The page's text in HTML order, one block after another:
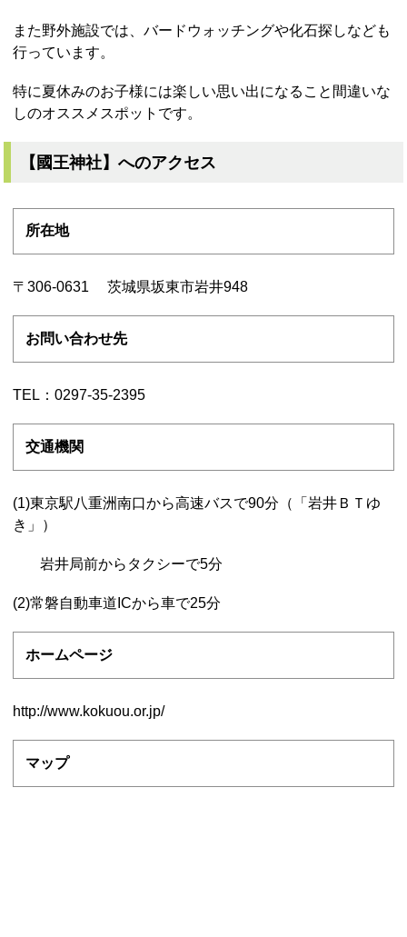
また野外施設では、バードウォッチングや化石探しなども
行っています。
特に夏休みのお子様には楽しい思い出になること間違いな
しのオススメスポットです。
【國王神社】へのアクセス
所在地
〒306-0631 茨城県坂東市岩井948
お問い合わせ先
TEL：0297-35-2395
交通機関
(1)東京駅八重洲南口から高速バスで90分（「岩井ＢＴゆ
き」）
岩井局前からタクシーで5分
(2)常磐自動車道ICから車で25分
ホームページ
http://www.kokuou.or.jp/
マップ